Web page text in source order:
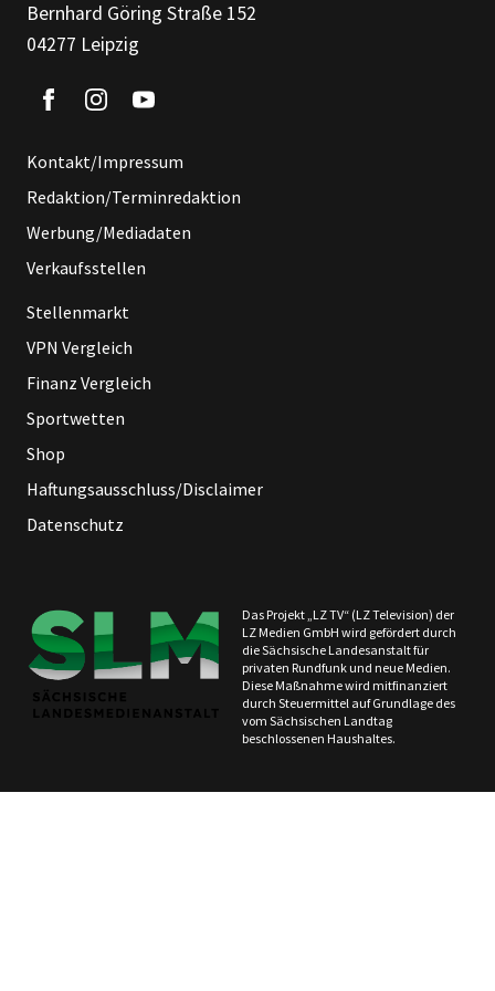
Bernhard Göring Straße 152
04277 Leipzig
Kontakt/Impressum
Redaktion/Terminredaktion
Werbung/Mediadaten
Verkaufsstellen
Stellenmarkt
VPN Vergleich
Finanz Vergleich
Sportwetten
Shop
Haftungsausschluss/Disclaimer
Datenschutz
Das Projekt „LZ TV“ (LZ Television) der
LZ Medien GmbH wird gefördert durch
die Sächsische Landesanstalt für
privaten Rundfunk und neue Medien.
Diese Maßnahme wird mitfinanziert
durch Steuermittel auf Grundlage des
vom Sächsischen Landtag
beschlossenen Haushaltes.